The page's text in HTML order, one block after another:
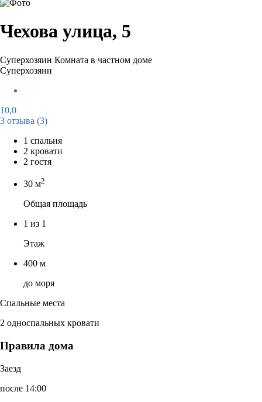
Чехова улица, 5
Суперхозяин Комната в частном доме
Суперхозяин
10,0
3 отзыва (3)
1 спальня
2 кровати
2 гостя
30 м2
Общая площадь
1 из 1
Этаж
400 м
до моря
Спальные места
2 односпальных кровати
Правила дома
Заезд
после 14:00